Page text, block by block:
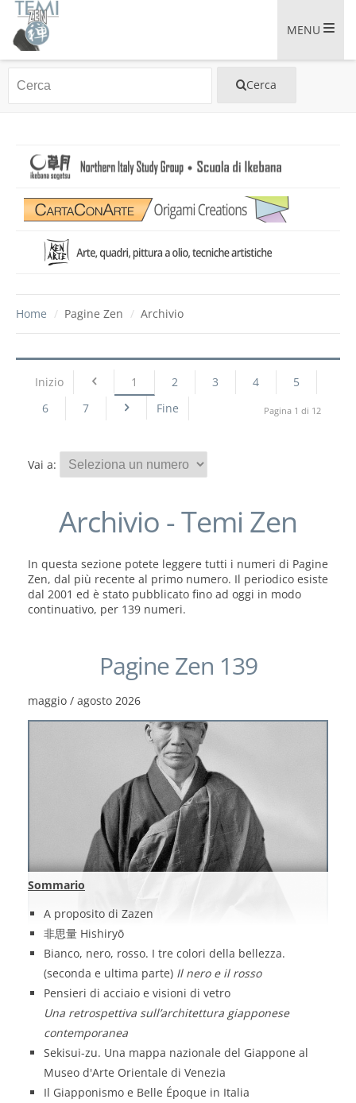
MENU
Home / Pagine Zen / Archivio
Inizio 1 2 3 4
5
6
7 Fine Pagina 1 di 12
Vai a:
Archivio - Temi Zen
In questa sezione potete leggere tutti i numeri di Pagine
Zen, dal più recente al primo numero. Il periodico esiste
dal 2001 ed è stato pubblicato fino ad oggi in modo
continuativo, per 139 numeri.
Pagine Zen 139
maggio / agosto 2026
Sommario
A proposito di Zazen
非思量 Hishiryō
Bianco, nero, rosso. I tre colori della bellezza.
(seconda e ultima parte) Il nero e il rosso
Pensieri di acciaio e visioni di vetro
Una retrospettiva sull’architettura giapponese
contemporanea
Sekisui-zu. Una mappa nazionale del Giappone al
Museo d'Arte Orientale di Venezia
Il Giapponismo e Belle Époque in Italia